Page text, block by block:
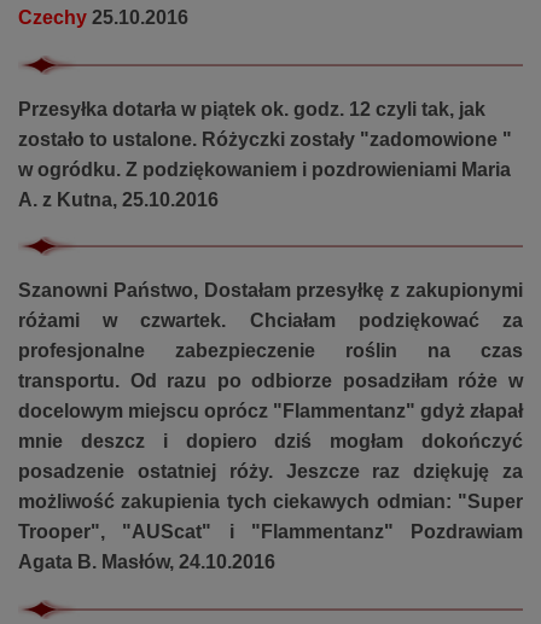
Czechy 25.10.2016
Przesyłka dotarła w piątek ok. godz. 12 czyli tak, jak
zostało to ustalone. Różyczki zostały "zadomowione "
w ogródku. Z podziękowaniem i pozdrowieniami Maria
A. z Kutna, 25.10.2016
Szanowni Państwo, Dostałam przesyłkę z zakupionymi
różami w czwartek. Chciałam podziękować za
profesjonalne zabezpieczenie roślin na czas
transportu. Od razu po odbiorze posadziłam róże w
docelowym miejscu oprócz "Flammentanz" gdyż złapał
mnie deszcz i dopiero dziś mogłam dokończyć
posadzenie ostatniej róży. Jeszcze raz dziękuję za
możliwość zakupienia tych ciekawych odmian: "Super
Trooper", "AUScat" i " Flammentanz" Pozdrawiam
Agata B. Masłów, 24.10.2016